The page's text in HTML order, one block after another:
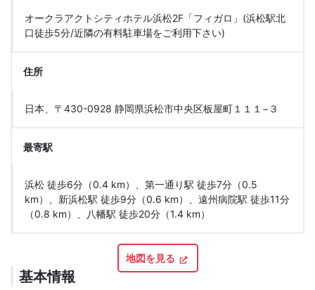
オークラアクトシティホテル浜松2F「フィガロ」(浜松駅北
口徒歩5分/近隣の有料駐車場をご利用下さい)
住所
日本、〒430-0928 静岡県浜松市中央区板屋町１１１−３
最寄駅
浜松 徒歩6分（0.4 km）、第一通り駅 徒歩7分（0.5
km）、新浜松駅 徒歩9分（0.6 km）、遠州病院駅 徒歩11分
（0.8 km）、八幡駅 徒歩20分（1.4 km）
地図を見る
基本情報